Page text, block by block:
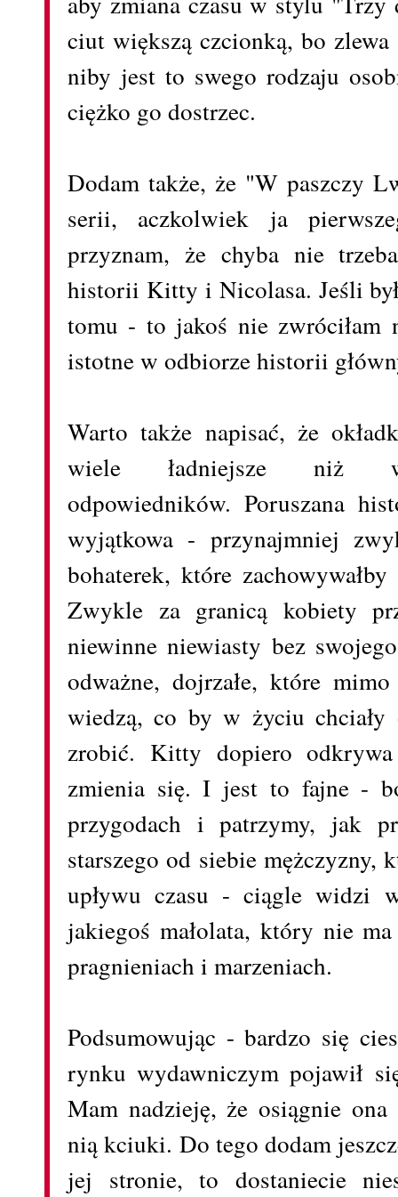
ciut większą czcionką, bo
niby jest to swego rodzaju
ciężko go dostrzec.
Dodam także, że "W paszczy
serii, aczkolwiek ja
przyznam, że chyba nie
historii Kitty i Nicolasa. Jeśli
tomu - to jakoś nie
istotne w odbiorze historii
Warto także napisać, że
wiele ładniejsze niż
odpowiedników. Poruszana
wyjątkowa - przynajmniej
bohaterek, które
Zwykle za granicą kobiety
niewinne niewiasty bez
odważne, dojrzałe, które
wiedzą, co by w życiu
zrobić. Kitty dopiero
zmienia się. I jest to fajne -
przygodach i patrzymy, jak
starszego od siebie
upływu czasu - ciągle widzi
jakiegoś małolata, który nie
pragnieniach i marzeniach.
Podsumowując - bardzo się
rynku wydawniczym pojawił
Mam nadzieję, że osiągnie
nią kciuki. Do tego dodam
jej stronie, to dostaniecie